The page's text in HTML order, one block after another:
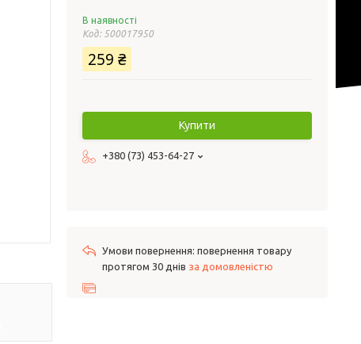
В наявності
Код: 500017950
259 ₴
Купити
+380 (73) 453-64-27
повернення товару
протягом 30 днів за домовленістю